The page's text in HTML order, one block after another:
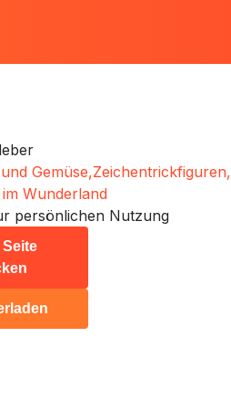
Gemüse,Zeichentrickfiguren,
Wunderland
persönlichen Nutzung
Seite